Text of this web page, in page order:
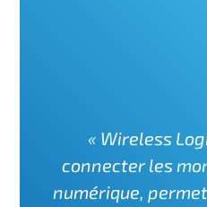
« Wireless
connecter les
numérique,